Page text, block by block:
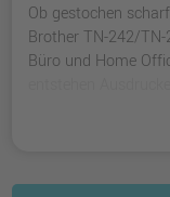
Ob gestochen
Brother TN-242/
Büro und Home
Farben. Die
während die High-
empfehlen sich